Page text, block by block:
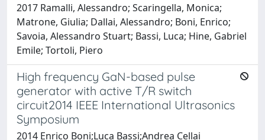
2017 Ramalli, Alessandro; Scaringella, Monica;
Matrone, Giulia; Dallai, Alessandro; Boni, Enrico;
Savoia, Alessandro Stuart; Bassi, Luca; Hine, Gabriel
Emile; Tortoli, Piero
High frequency GaN-based pulse
generator with active T/R switch
circuit2014 IEEE International Ultrasonics
Symposium
2014 Enrico Boni;Luca Bassi;Andrea Cellai